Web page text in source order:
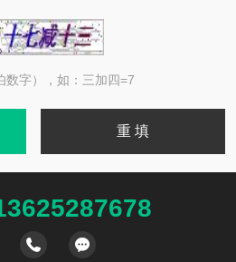
数字），如：三加四=7